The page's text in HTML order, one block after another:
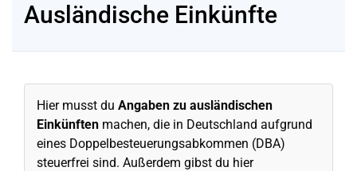
Ausländische Einkünfte
Hier musst du Angaben zu ausländischen
Einkünften machen, die in Deutschland aufgrund
eines Doppelbesteuerungsabkommen (DBA)
steuerfrei sind. Außerdem gibst du hier